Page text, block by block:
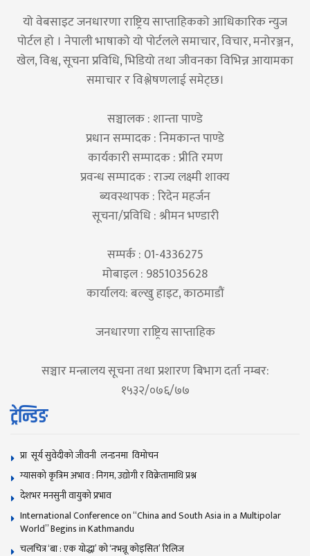
यो वेबसाइट जनधारणा राष्ट्रिय साप्ताहिकको आधिकारिक न्युज
पोर्टल हो । नेपाली भाषाको यो पोर्टलले समाचार, विचार, मनोरञ्जन,
खेल, विश्व, सूचना प्रविधि, भिडियो तथा जीवनका विभिन्न आयामका
समाचार र विश्लेषणलाई समेट्छ।
सञ्चालक : शान्ता पाण्डे
प्रधान सम्पादक : निमकान्त पाण्डे
कार्यकारी सम्पादक : प्रीति रमण
प्रवन्ध सम्पादक : राज्य लक्ष्मी शाक्य
ब्यवस्थापक : रिदेन महर्जन
सूचना/प्रविधि : श्रीमन भण्डारी
सम्पर्क : 01-4336275
मोबाइल : 9851035628
कार्यालय: बल्खु हाइट, काठमाडौं
जनधारणा राष्ट्रिय साप्ताहिक
सञ्चार मन्त्रालय सूचना तथा प्रशारण बिभाग दर्ता नम्बर:
१५३२/०७६/७७
ट्रेन्डिङ
प्रा सूर्य सुवेदीको जीवनी लन्डनमा विमोचन
ग्यासको कृत्रिम अभाव : निगम, उद्योगी र विक्रेतामाथि प्रश्न
देशभर मनसुनी वायुको प्रभाव
International Conference on “China and South Asia in a Multipolar
World” Begins in Kathmandu
चलचित्र ‘बा : एक योद्धा’ को ‘नभन्नू कोइसित’ रिलिज